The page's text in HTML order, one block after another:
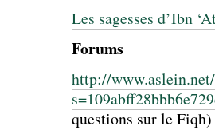
Les sagesses d’Ibn
Forums
http://
questions sur le Fiqh)